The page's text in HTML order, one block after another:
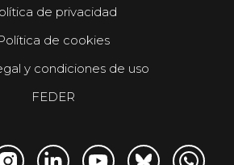
de privacidad
de cookies
y condiciones de uso
FEDER